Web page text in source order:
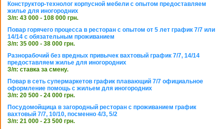
Конструктор-технолог корпусной мебели с опытом предоставляем
жилье для иногородних
З/п: 43 000 - 108 000 грн.
Повар горячего процесса в ресторан с опытом от 5 лет график 7/7 или
14/14 с обязательным проживанием
З/п: 35 000 - 38 000 грн.
Разнорабочий без вредных привычек вахтовый график 7/7, 14/14
предоставляем жилье для иногородних
З/п: ставка за смену.
Повар в сеть супермаркетов график плавающий 7/7 официальное
оформление помощь с жильем для иногородних
З/п: 20 500 - 24 000 грн.
Посудомойщица в загородный ресторан с проживанием график
вахтовый 7/7, 10/10, посменно 4/3, 5/2
З/п: 21 000 - 23 500 грн.